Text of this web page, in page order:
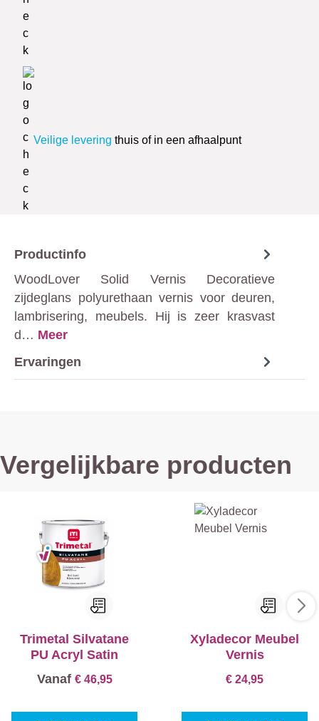
Veilige levering thuis of in een afhaalpunt
Productinfo
WoodLover Solid Vernis Decoratieve
zijdeglans polyurethaan vernis voor deuren,
lambrisering, meubels. Hij is zeer krasvast
d… Meer
Ervaringen
Vergelijkbare producten
Trimetal Silvatane
PU Acryl Satin
Vanaf € 46,95
Xyladecor Meubel
Vernis
€ 24,95